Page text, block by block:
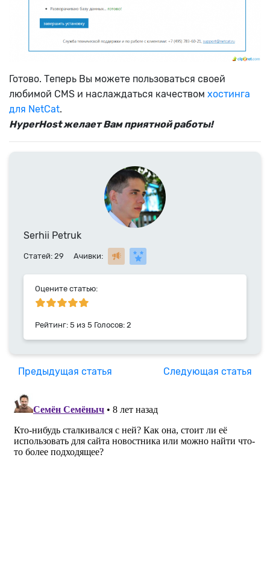
Готово. Теперь Вы можете пользоваться своей
любимой СMS и наслаждаться качеством хостинга
для NetCat.
HyperHost желает Вам приятной работы!
Serhii Petruk
Статей: 29 Ачивки:
Оцените статью:
Рейтинг: 5 из 5 Голосов: 2
Предыдущая статья Следующая статья